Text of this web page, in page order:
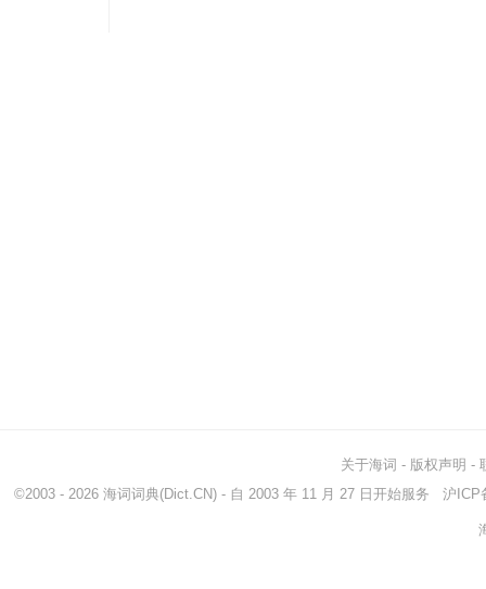
关于海词 - 版权声明 -
©2003 - 2026 海词词典(Dict.CN) - 自 2003 年 11 月 27 日开始服务 沪ICP